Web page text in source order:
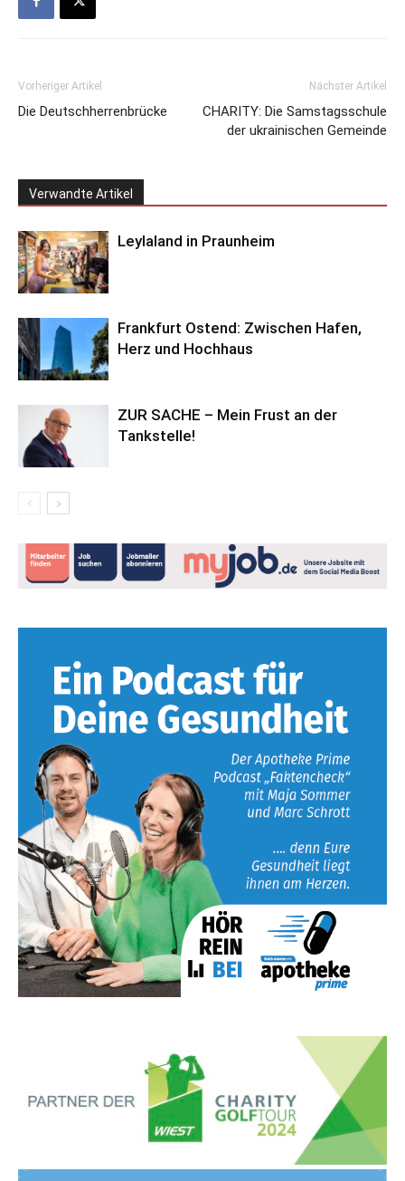
Vorheriger Artikel
Die Deutschherrenbrücke
Nächster Artikel
CHARITY: Die Samstagsschule
der ukrainischen Gemeinde
Verwandte Artikel
Leylaland in Praunheim
Frankfurt Ostend: Zwischen Hafen,
Herz und Hochhaus
ZUR SACHE – Mein Frust an der
Tankstelle!